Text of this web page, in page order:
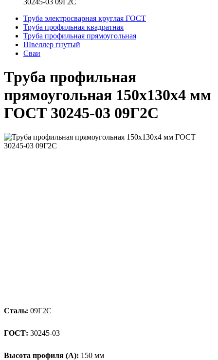
30245-03 09Г2С
Труба электросварная круглая ГОСТ
Труба профильная квадратная
Труба профильная прямоугольная
Швеллер гнутый
Сваи
Труба профильная
прямоугольная 150x130x4 мм
ГОСТ 30245-03 09Г2С
Сталь: 09Г2С
ГОСТ: 30245-03
Высота профиля (А): 150 мм